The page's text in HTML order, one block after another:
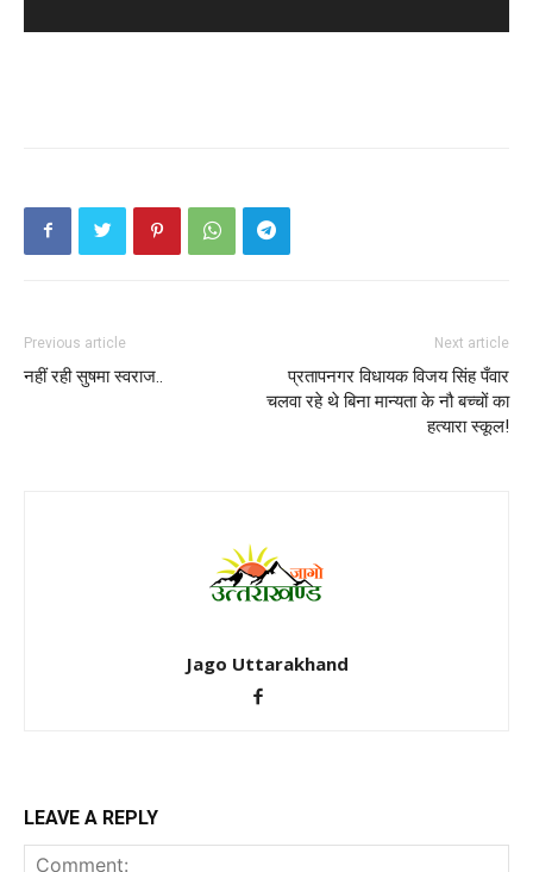
Previous article
नहीं रही सुषमा स्वराज..
Next article
प्रतापनगर विधायक विजय सिंह पँवार
चलवा रहे थे बिना मान्यता के नौ बच्चों का
हत्यारा स्कूल!
Jago Uttarakhand
LEAVE A REPLY